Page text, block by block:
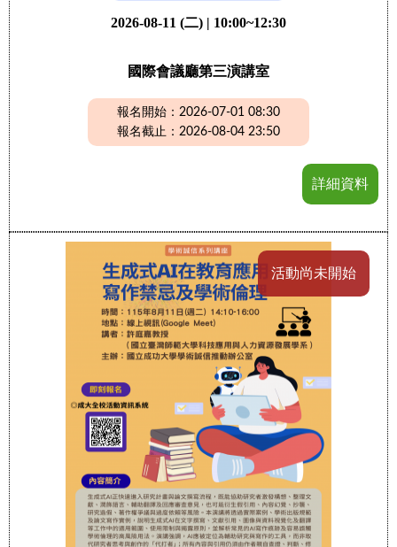
2026-08-11 (二) | 10:00~12:30
國際會議廳第三演講室
報名開始：2026-07-01 08:30
報名截止：2026-08-04 23:50
詳細資料
活動尚未開始